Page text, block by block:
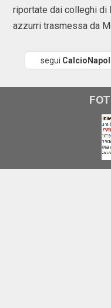
riportate dai colleghi di
azzurri trasmessa da
segui